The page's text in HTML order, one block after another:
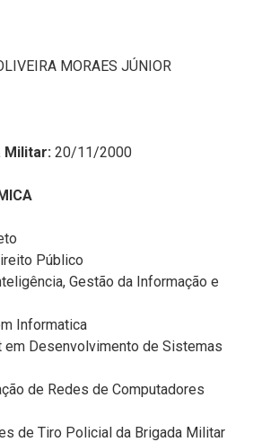
MORAES JÚNIOR
Militar: 20/11/2000
Público
Gestão da Informação e
Informatica
Desenvolvimento de Sistemas
de Redes de Computadores
de Tiro Policial da Brigada Militar